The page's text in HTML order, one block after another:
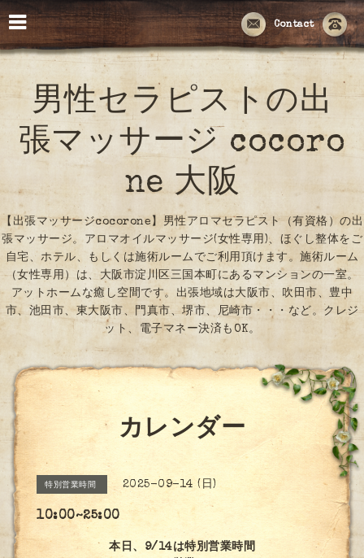
Contact
男性セラピストの出
張マッサージ cocoro
ne 大阪
【出張マッサージcocorone】男性アロマセラピスト（有資格）の出
張マッサージ。アロマオイルマッサージ(女性専用)、ほぐし整体をご
自宅、ホテル、もしくは施術ルームでご利用頂けます。施術ルーム
（女性専用）は、大阪市淀川区三国本町にあるマンションの一室。
アットホームな癒し空間です。出張地域は大阪市、吹田市、豊中
市、池田市、東大阪市、門真市、堺市、尼崎市・・・など。クレジ
ット、電子マネー決済もOK。
カレンダー
特別営業時間 2025-09-14 (日)
10:00~25:00
本日、9/14は特別営業時間